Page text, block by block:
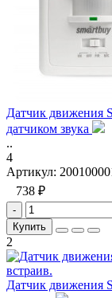
Датчик движения
датчиком звука
..
4
Артикул:
738 ₽
-
Купить
2
Датчик движения